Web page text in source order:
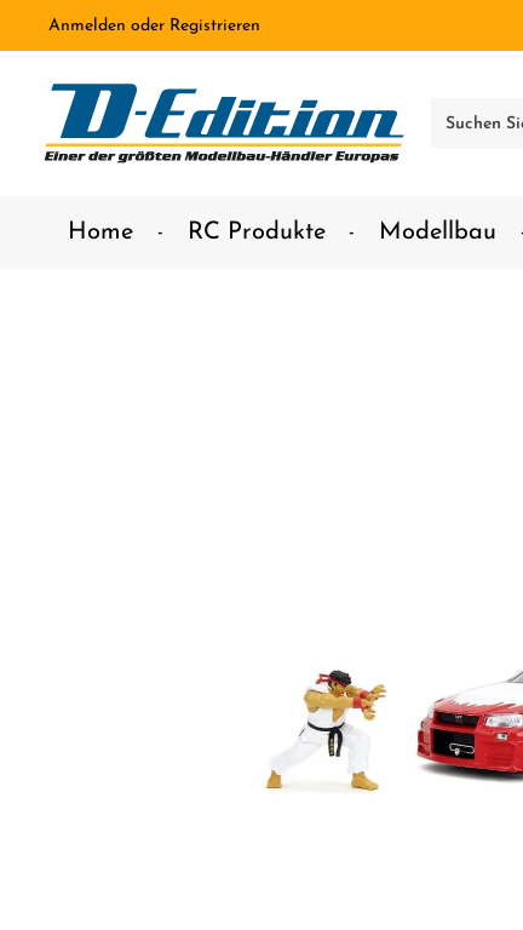
springen
Anmelden oder Registrieren
Home RC Produkte Modellbau